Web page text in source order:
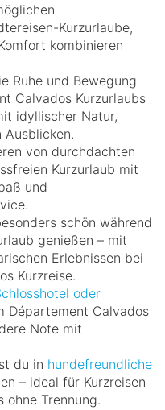
Kurzurlaube,
kombinieren
Ruhe und Bewegung
Calvados Kurzurlaubs
idyllischer Natur,
von durchdachten
Kurzurlaub mit
und
schön während
genießen – mit
Erlebnissen bei
Kurzreise.
oder
Département Calvados
Note mit
du in hundefreundliche
– ideal für Kurzreisen
ohne Trennung.